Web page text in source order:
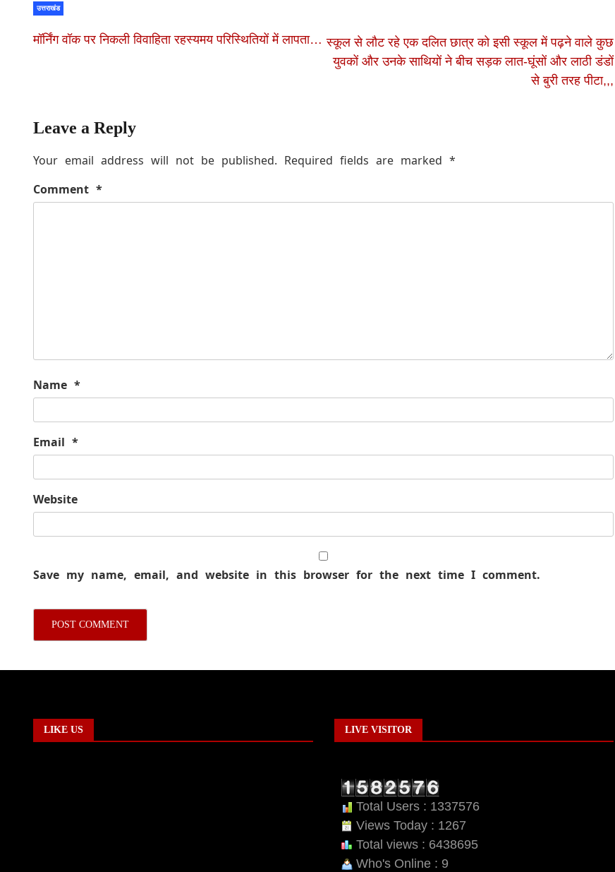
उत्तराखंड
मॉर्निंग वॉक पर निकली विवाहिता रहस्यमय परिस्थितियों में लापता… स्कूल से लौट रहे एक दलित छात्र को इसी स्कूल में पढ़ने वाले कुछ
युवकों और उनके साथियों ने बीच सड़क लात-घूंसों और लाठी डंडों
से बुरी तरह पीटा,,,
Leave a Reply
Your email address will not be published. Required fields are marked *
Comment *
Name *
Email *
Website
Save my name, email, and website in this browser for the next time I comment.
LIKE US LIVE VISITOR
Total Users : 1337576
Views Today : 1267
Total views : 6438695
Who's Online : 9